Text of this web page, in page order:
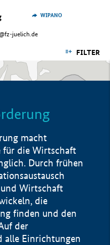
juelich.de
WIPANO
FILTER
macht
für die Wirtschaft
Durch frühen
Wirtschaft
die
finden und den
der
alle Einrichtungen